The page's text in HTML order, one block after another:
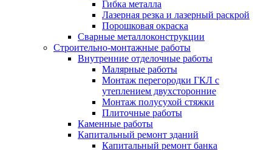
Гибка металла
Лазерная резка и лазерный раскрой
Порошковая окраска
Сварные металлоконструкции
Строительно-монтажные работы
Внутренние отделочные работы
Малярные работы
Монтаж перегородки ГКЛ с
утеплением двухсторонние
Монтаж полусухой стяжки
Плиточные работы
Каменные работы
Капитальный ремонт зданий
Капитальный ремонт банка